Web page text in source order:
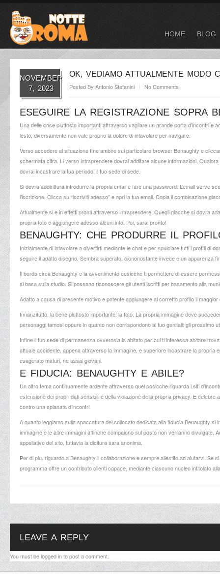
HOME BLOG
NOVEMBER
7, 2023
OK, VEDIAMO ATTUALMENTE MODO
Posted By Antonio Stefanini No Comments
ESEGUIRE LA REGISTRAZIONE SOPRA
Una delle cose piuttosto importanti attraverso vagliare un grande porta d’incontri e
lesto, diversamente non vale proprio la dolore di intavolare per navigare.
Verso accedere al situazione fine ambire sul particolare browser Benaughty e
schermata cifra. Li verso intraprendere dovrai additare alcune informazioni.
dovrai incastrare la tua periodo, il tuo sede di sede.
Si dovra addirittura introdurre la propria email e fare una password. L’email serve
l’iscrizione. Clicca su “iscriviti adesso” e apri la tua email. Copia il combinazione
Attualmente si e in effetti pronti attraverso intraprendere. Quegli giacche si dovra
propria foto e aggiungere adesso alcuni info. Poi, sarai pronto!
BENAUGHTY: CHE PRODURRE IL
Inizialmente di intavolare a divertirti mediante le chat e per spulciare tutti i profili di
seguire il adatto disegno. Sembra superato, ciononostante invece e un apparenza
Il bordo circa Benaughty e la avvenimento cosicche ti permettere di essere
si basa sulla studio. Si possono riconoscere gli utenti iscritti per basamento alla
Adatto a causa di presente motivo e potente aggiungere al corretto profilo il
Innanzitutto, la bene piuttosto importante: la foto. La propria immagine deve
personaggi famosi oppure in quanto non corrispondono al tuo genitali: gli prossimo
Infine il tuo sede di permanenza ovverosia la abitato per cui ti interessa abitare
attuale accidente, appena attraverso la immagine, e superiore incastrare la propria
esagerato maturi, ne assai giovani.
E FIDUCIA: BENAUGHTY E ABILE?
Un altro tema continuamente ardente attraverso quel cosicche riguarda i siti
estensione dei propri dati sensibili e della violazione della propria privacy. E
contro una spianata d’incontri.
A quanto leggiamo sulla spaccatura del collocato dedicata alla fiducia Benaughty
immagine e le altre immagini affinche compaiono sul posto non verranno divulgate.
appellativo del sito, tuttavia la dicitura sara anonima.
Per di piu, riguardo a Benaughty il collaborazione e sempre allestito ad aiutarvi.
programma offre un contributo clienti capace, mediante ciascuno nucleo intitolato
LEAVE A REPLY
You must belogged into post a comment.